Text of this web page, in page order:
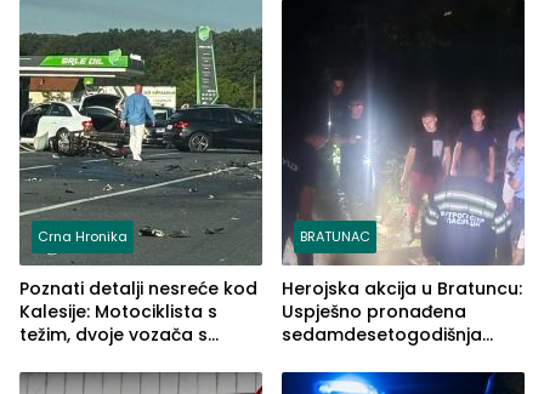
Crna Hronika
Poznati detalji nesreće kod
Kalesije: Motociklista s
težim, dvoje vozača s
BRATUNAC
Herojska akcija u Bratuncu:
Uspješno pronađena
sedamdesetogodišnja
Kravice.